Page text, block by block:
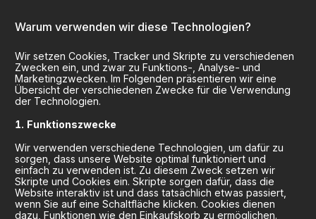
Warum verwenden wir diese Technologien?
Wir setzen Cookies, Tracker und Skripte zu verschiedenen
Zwecken ein, und zwar zu Funktions-, Analyse- und
Marketingzwecken. Im Folgenden präsentieren wir eine
Übersicht der verschiedenen Zwecke für die Verwendung
der Technologien.
Funktionszwecke
Wir verwenden verschiedene Technologien, um dafür zu
sorgen, dass unsere Website optimal funktioniert und
einfach zu verwenden ist. Zu diesem Zweck setzen wir
Skripte und Cookies ein. Skripte sorgen dafür, dass die
Website interaktiv ist und dass tatsächlich etwas passiert,
wenn Sie auf eine Schaltfläche klicken. Cookies dienen
dazu, Funktionen wie den Einkaufskorb zu ermöglichen.